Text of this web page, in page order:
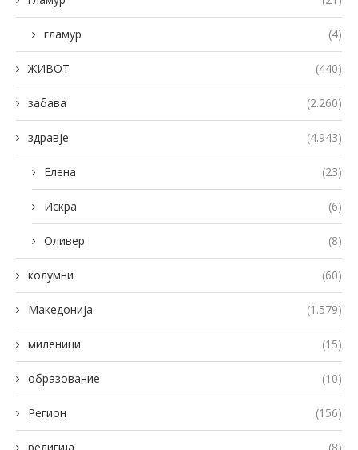
гламур (4)
ЖИВОТ (440)
забава (2.260)
здравје (4.943)
Елена (23)
Искра (6)
Оливер (8)
колумни (60)
Македонија (1.579)
миленици (15)
образование (10)
Регион (156)